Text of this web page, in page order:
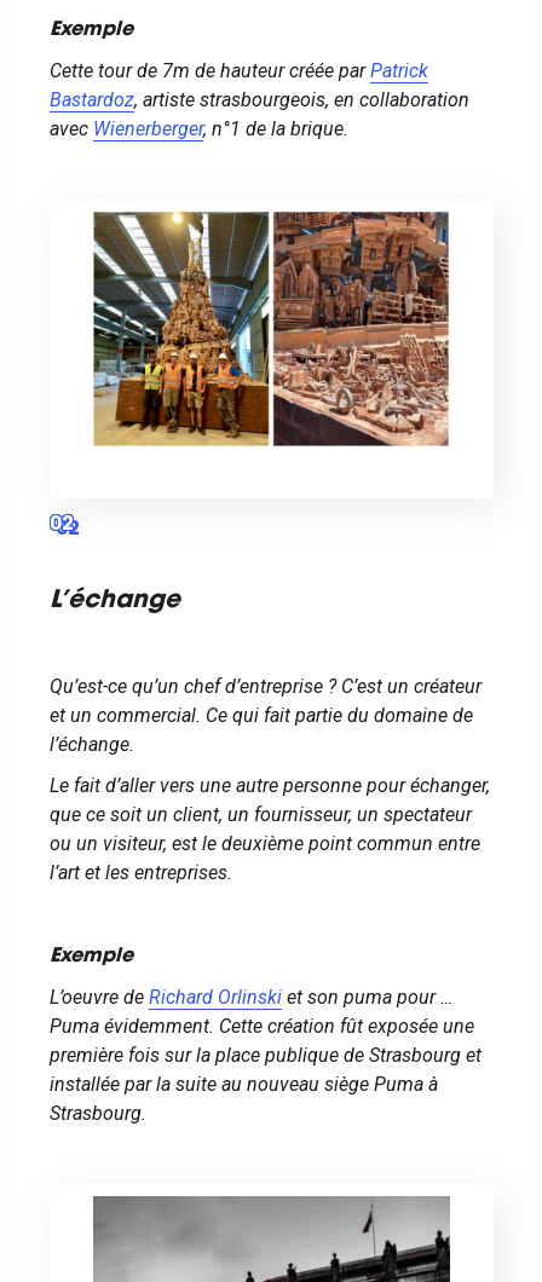
Exemple
Cette tour de 7m de hauteur créée par ​​Patrick
Bastardoz, artiste strasbourgeois, en collaboration
avec Wienerberger, n°1 de la brique.
02
L’échange
Qu’est-ce qu’un chef d’entreprise ? C’est un créateur
et un commercial. Ce qui fait partie du domaine de
l’échange.
Le fait d’aller vers une autre personne pour échanger,
que ce soit un client, un fournisseur, un spectateur
ou un visiteur, est le deuxième point commun entre
l’art et les entreprises.
Exemple
L’oeuvre de Richard Orlinskiet son puma pour …
Puma évidemment. Cette création fût exposée une
première fois sur la place publique de Strasbourg et
installée par la suite au nouveau siège Puma à
Strasbourg.